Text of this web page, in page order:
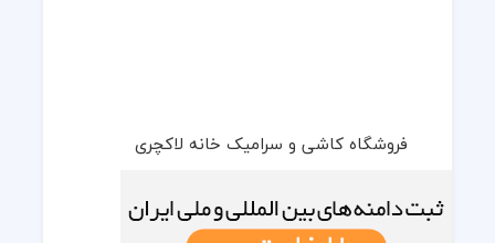
فروشگاه کاشی و سرامیک خانه لاکچری